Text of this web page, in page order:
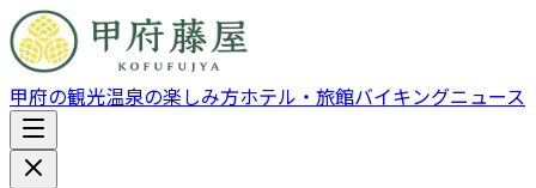
甲府の観光温泉の楽しみ方ホテル・旅館バイキングニュース